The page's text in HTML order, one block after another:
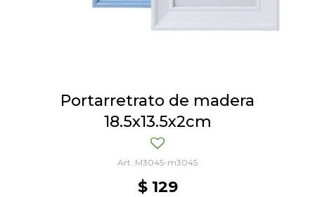
Portarretrato de madera
18.5x13.5x2cm
M3045-m3045
$ 129